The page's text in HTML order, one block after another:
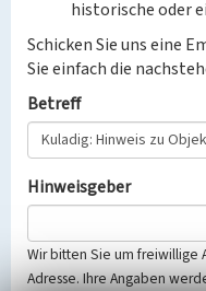
historische oder
Schicken Sie uns eine
Sie einfach die
Betreff
Hinweisgeber
Wir bitten Sie um freiwillige
Adresse. Ihre Angaben